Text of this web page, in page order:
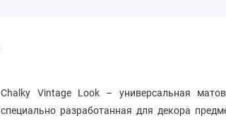
Chalky Vintage Look – универсальная
специально разработанная для декора